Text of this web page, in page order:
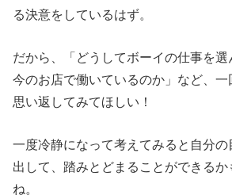
る決意をしているはず。
だから、「どうしてボーイの仕事を
今のお店で働いているのか」など、
思い返してみてほしい！
一度冷静になって考えてみると自分
出して、踏みとどまることができるか
ね。